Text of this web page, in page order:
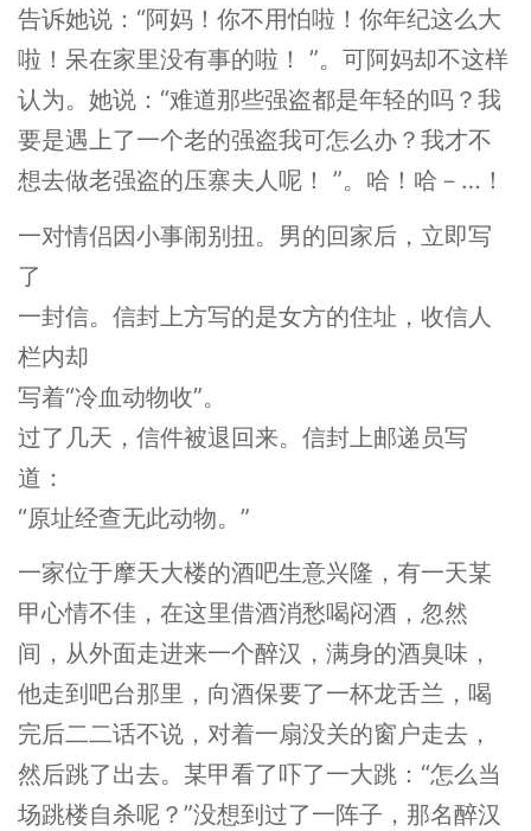
告诉她说：“阿妈！你不用怕啦！你年纪这么大
啦！呆在家里没有事的啦！ ”。可阿妈却不这样
认为。她说：“难道那些强盗都是年轻的吗？我
要是遇上了一个老的强盗我可怎么办？我才不
想去做老强盗的压寨夫人呢！ ”。哈！哈－…！
一对情侣因小事闹别扭。男的回家后，立即写
了
一封信。信封上方写的是女方的住址，收信人
栏内却
写着“冷血动物收”。
过了几天，信件被退回来。信封上邮递员写
道：
“原址经查无此动物。”
一家位于摩天大楼的酒吧生意兴隆，有一天某
甲心情不佳，在这里借酒消愁喝闷酒，忽然
间，从外面走进来一个醉汉，满身的酒臭味，
他走到吧台那里，向酒保要了一杯龙舌兰，喝
完后二二话不说，对着一扇没关的窗户走去，
然后跳了出去。某甲看了吓了一大跳：“怎么当
场跳楼自杀呢？”没想到过了一阵子，那名醉汉